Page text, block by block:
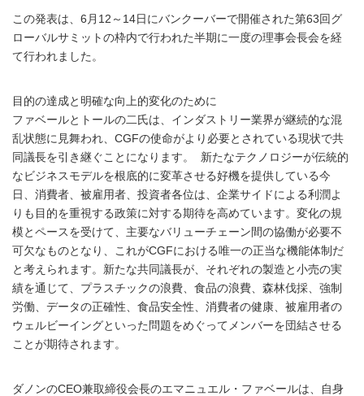
この発表は、6月12～14日にバンクーバーで開催された第63回グ
ローバルサミットの枠内で行われた半期に一度の理事会長会を経
て行われました。
目的の達成と明確な向上的変化のために
ファベールとトールの二氏は、インダストリー業界が継続的な混
乱状態に見舞われ、CGFの使命がより必要とされている現状で共
同議長を引き継ぐことになります。 新たなテクノロジーが伝統的
なビジネスモデルを根底的に変革させる好機を提供している今
日、消費者、被雇用者、投資者各位は、企業サイドによる利潤よ
りも目的を重視する政策に対する期待を高めています。変化の規
模とペースを受けて、主要なバリューチェーン間の協働が必要不
可欠なものとなり、これがCGFにおける唯一の正当な機能体制だ
と考えられます。新たな共同議長が、それぞれの製造と小売の実
績を通じて、プラスチックの浪費、食品の浪費、森林伐採、強制
労働、データの正確性、食品安全性、消費者の健康、被雇用者の
ウェルビーイングといった問題をめぐってメンバーを団結させる
ことが期待されます。
ダノンのCEO兼取締役会長のエマニュエル・ファベールは、自身